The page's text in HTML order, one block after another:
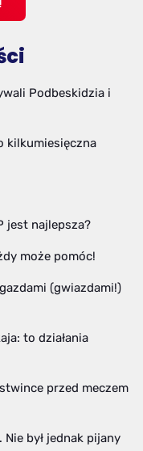
Podbeskidzia i
kilkumiesięczna
jest najlepsza?
może pomóc!
(gwiazdami!)
to działania
przed meczem
był jednak pijany